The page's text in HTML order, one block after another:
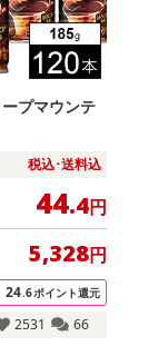
プマウンテ
税込･送料込
44.4円
5,328円
24.6ポイント還元
2531 66